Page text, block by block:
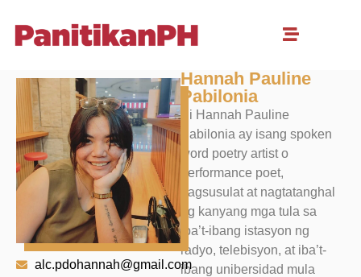
alc.pdohannah@gmail.com
Hannah Pauline
Pabilonia
Si Hannah Pauline
Pabilonia ay isang spoken
word poetry artist o
performance poet,
nagsusulat at nagtatanghal
ng kanyang mga tula sa
iba’t-ibang istasyon ng
radyo, telebisyon, at iba’t-
ibang unibersidad mula